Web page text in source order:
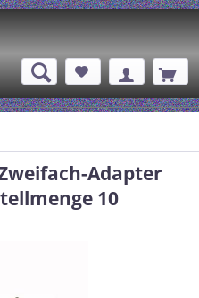
Adapter
10